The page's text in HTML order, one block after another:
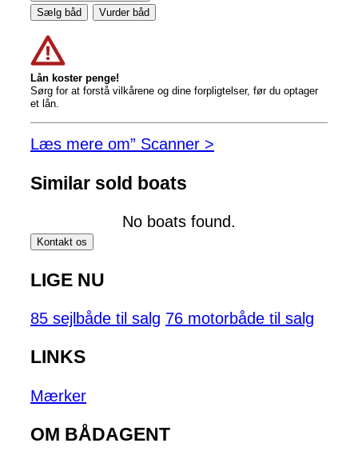
Sælg båd Vurder båd
Lån koster penge!
Sørg for at forstå vilkårene og dine forpligtelser, før du optager
et lån.
Læs mere om” Scanner >
Similar sold boats
No boats found.
Kontakt os
LIGE NU
85 sejlbåde til salg 76 motorbåde til salg
LINKS
Mærker
OM BÅDAGENT